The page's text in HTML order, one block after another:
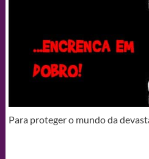
Para proteger o mundo da